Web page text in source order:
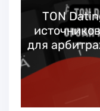
TON
для